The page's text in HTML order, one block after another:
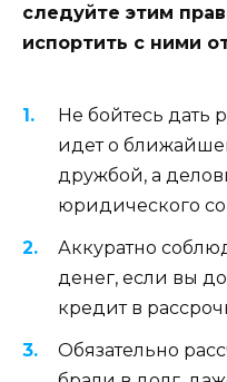
следуйте этим
испортить с ними
Не бойтесь дать
идет о
дружбой, а
юридического
Аккуратно
денег, если вы
кредит в
Обязательно